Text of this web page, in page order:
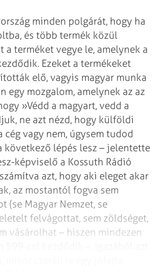
minden polgárát, hogy ha
és több termék közül
a terméket vegye le, amelynek a
Ezeket a termékeket
elő, vagyis magyar munka
egy mozgalom, amelynek az az
»Védd a magyart, vedd a
ne azt nézd, hogy külföldi
vagy nem, úgysem tudod
következő lépés lesz – jelentette
képviselő a Kossuth Rádió
azt, hogy aki eleget akar
az mostantól fogva sem
(se Magyar Nemzet, se
felvágottat, sem zöldséget,
vásárolhat – hiszen mindezen